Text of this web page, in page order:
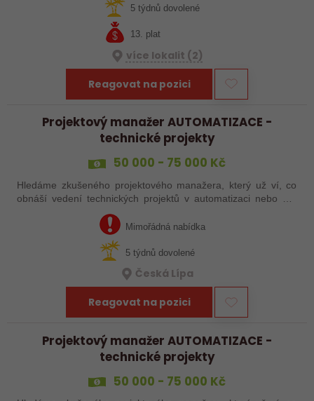
řešení problémů, hledání…5 týdnů dovolené
13. plat
více lokalit (2)
Reagovat na pozici
Projektový manažer AUTOMATIZACE -
technické projekty
50 000 - 75 000 Kč
Hledáme zkušeného projektového manažera, který už ví, co
obnáší vedení technických projektů v automatizaci nebo má
zkušenosti s automatizačními výrobními linkami. S rostoucím
objemem zakázek proto…Mimořádná nabídka
5 týdnů dovolené
Česká Lípa
Reagovat na pozici
Projektový manažer AUTOMATIZACE -
technické projekty
50 000 - 75 000 Kč